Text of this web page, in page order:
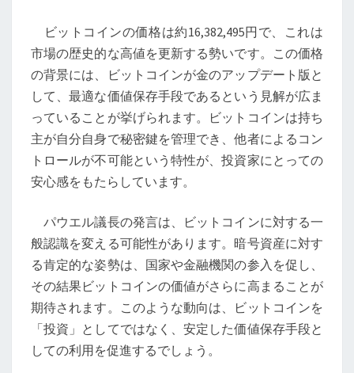
議
長
の
暗
号
資
産
支
と
ポ
ス
ト
パ
ン
デ
ビットコインの価格は約16,382,495円で、これは
市場の歴史的な高値を更新する勢いです。この価格
の背景には、ビットコインが金のアップデート版と
して、最適な価値保存手段であるという見解が広ま
っていることが挙げられます。ビットコインは持ち
主が自分自身で秘密鍵を管理でき、他者によるコン
トロールが不可能という特性が、投資家にとっての
安心感をもたらしています。
パウエル議長の発言は、ビットコインに対する一
般認識を変える可能性があります。暗号資産に対す
る肯定的な姿勢は、国家や金融機関の参入を促し、
その結果ビットコインの価値がさらに高まることが
期待されます。このような動向は、ビットコインを
「投資」としてではなく、安定した価値保存手段と
しての利用を促進するでしょう。